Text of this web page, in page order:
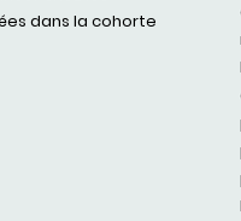
dans la cohorte